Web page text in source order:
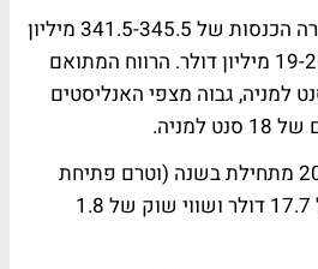
ל-2023 כולה צופה החברה הכנסות של 341.5-345.5 מיליון
דולר ורווח תפעולי של 19-20 מיליון דולר. הרווח המתואם
לעמוד על 19-21 סנט למניה, גבוה מצפי האנליסטים
מניית ג'ייפרוג ירדה ב-20% מתחילת בשנה (וטרם פתיחת
המסחר היום) למחיר של 17.7 דולר ושווי שוק של 1.8